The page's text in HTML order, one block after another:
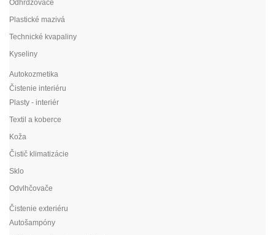
Odhrdzovače
Plastické mazivá
Technické kvapaliny
Kyseliny
Autokozmetika
Čistenie interiéru
Plasty - interiér
Textil a koberce
Koža
Čistič klimatizácie
Sklo
Odvlhčovače
Čistenie exteriéru
Autošampóny